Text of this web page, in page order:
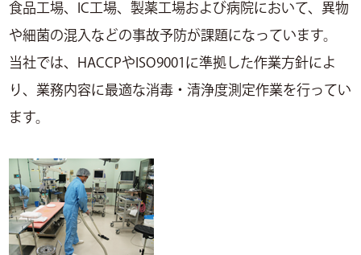
食品工場、IC工場、製薬工場および病院において、異物
や細菌の混入などの事故予防が課題になっています。
当社では、HACCPやISO9001に準拠した作業方針によ
り、業務内容に最適な消毒・清浄度測定作業を行ってい
ます。